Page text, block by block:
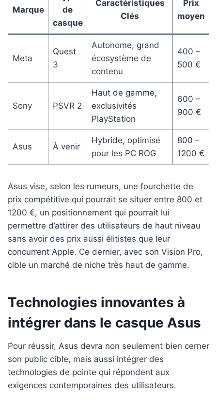
Marque
de
casque
Caractéristiques
Clés
Prix
moyen
Meta
Quest
3
Autonome, grand
écosystème de
contenu
400 –
500 €
Sony PSVR 2
Haut de gamme,
exclusivités
PlayStation
600 –
900 €
Asus À venir
Hybride, optimisé
pour les PC ROG
800 –
1200 €
Asus vise, selon les rumeurs, une fourchette de
prix compétitive qui pourrait se situer entre 800 et
1200 €, un positionnement qui pourrait lui
permettre d’attirer des utilisateurs de haut niveau
sans avoir des prix aussi élitistes que leur
concurrent Apple. Ce dernier, avec son Vision Pro,
cible un marché de niche très haut de gamme.
Technologies innovantes à
intégrer dans le casque Asus
Pour réussir, Asus devra non seulement bien cerner
son public cible, mais aussi intégrer des
technologies de pointe qui répondent aux
exigences contemporaines des utilisateurs.